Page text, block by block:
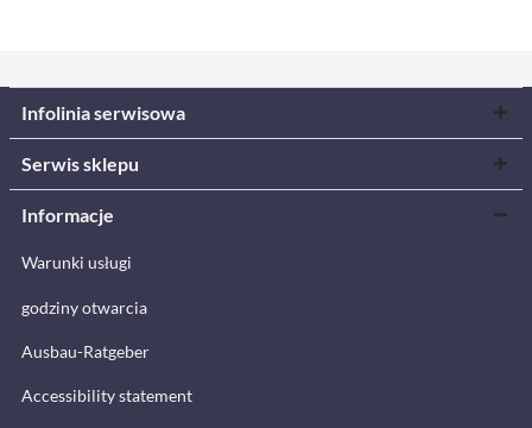
Infolinia serwisowa
Serwis sklepu
Informacje
Warunki usługi
godziny otwarcia
Ausbau-Ratgeber
Accessibility statement